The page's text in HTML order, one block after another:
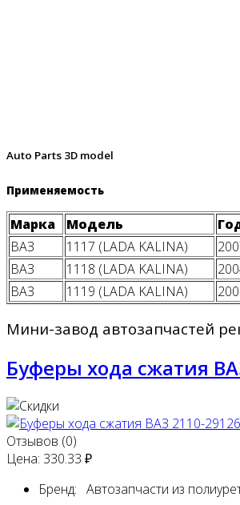
Auto Parts 3D model
Применяемость
Марка Модель
ВАЗ
1117 (LADA KALINA)
ВАЗ
1118 (LADA KALINA)
ВАЗ
1119 (LADA KALINA)
Мини-завод автозапчастей
Буферы хода сжатия
Отзывов (0)
Цена: 330.33 ₽
Бренд: Автозапчасти из